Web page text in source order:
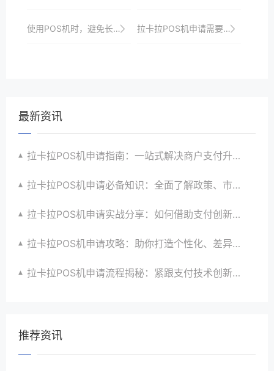
使用POS机时，避免长时间连续操作，以防过热。 拉卡拉POS机申请需要哪些资质？详细清单
最新资讯
拉卡拉POS机申请指南：一站式解决商户支付升级、智能化与创新需求
拉卡拉POS机申请必备知识：全面了解政策、市场、技术与创新趋势
拉卡拉POS机申请实战分享：如何借助支付创新技术提升商户运营效益与效率
拉卡拉POS机申请攻略：助你打造个性化、差异化支付体验以提升竞争力
拉卡拉POS机申请流程揭秘：紧跟支付技术创新步伐，抢占市场先机
推荐资讯